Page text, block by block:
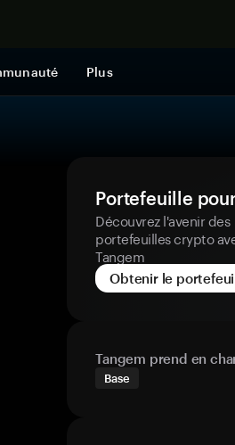
Plus
Portefeuille
Découvrez l'avenir des
portefeuilles crypto
Tangem
Obtenir le
Tangem prend en
Base